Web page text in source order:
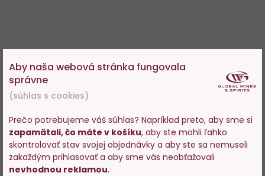
Aby naša webová stránka fungovala
správne
(súhlas s cookies)
Prečo potrebujeme váš súhlas? Napríklad preto, aby sme si
zapamätali, čo máte v košíku, aby ste mohli ľahko
skontrolovať stav svojej objednávky a aby ste sa nemuseli
zakaždým prihlasovať a aby sme vás neobťažovali
nevhodnou reklamou.
Vstupujete na stránky s
predajom alkoholu. Prosím
potvrďte, že Vám už bolo 18